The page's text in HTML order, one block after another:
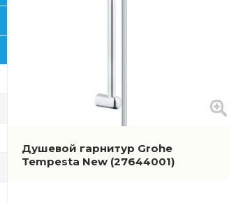
Душевой гарнитур Grohe
Tempesta New (27644001)